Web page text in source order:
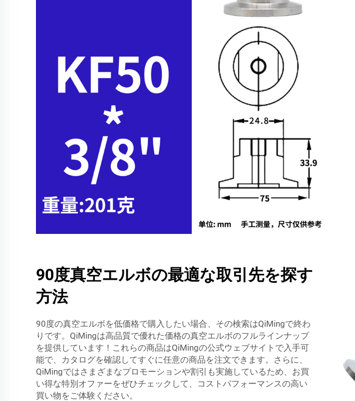
90度真空エルボの最適な取引先を探す
方法
90度の真空エルボを低価格で購入したい場合、その検索はQiMingで終わ
りです。QiMingは高品質で優れた価格の真空エルボのフルラインナップ
を提供しています！これらの商品はQiMingの公式ウェブサイトで入手可
能で、カタログを確認してすぐに任意の商品を注文できます。さらに、
QiMingではさまざまなプロモーションや割引も実施しているため、お買
い得な特別オファーをぜひチェックして、コストパフォーマンスの高い
買い物をご体験ください。